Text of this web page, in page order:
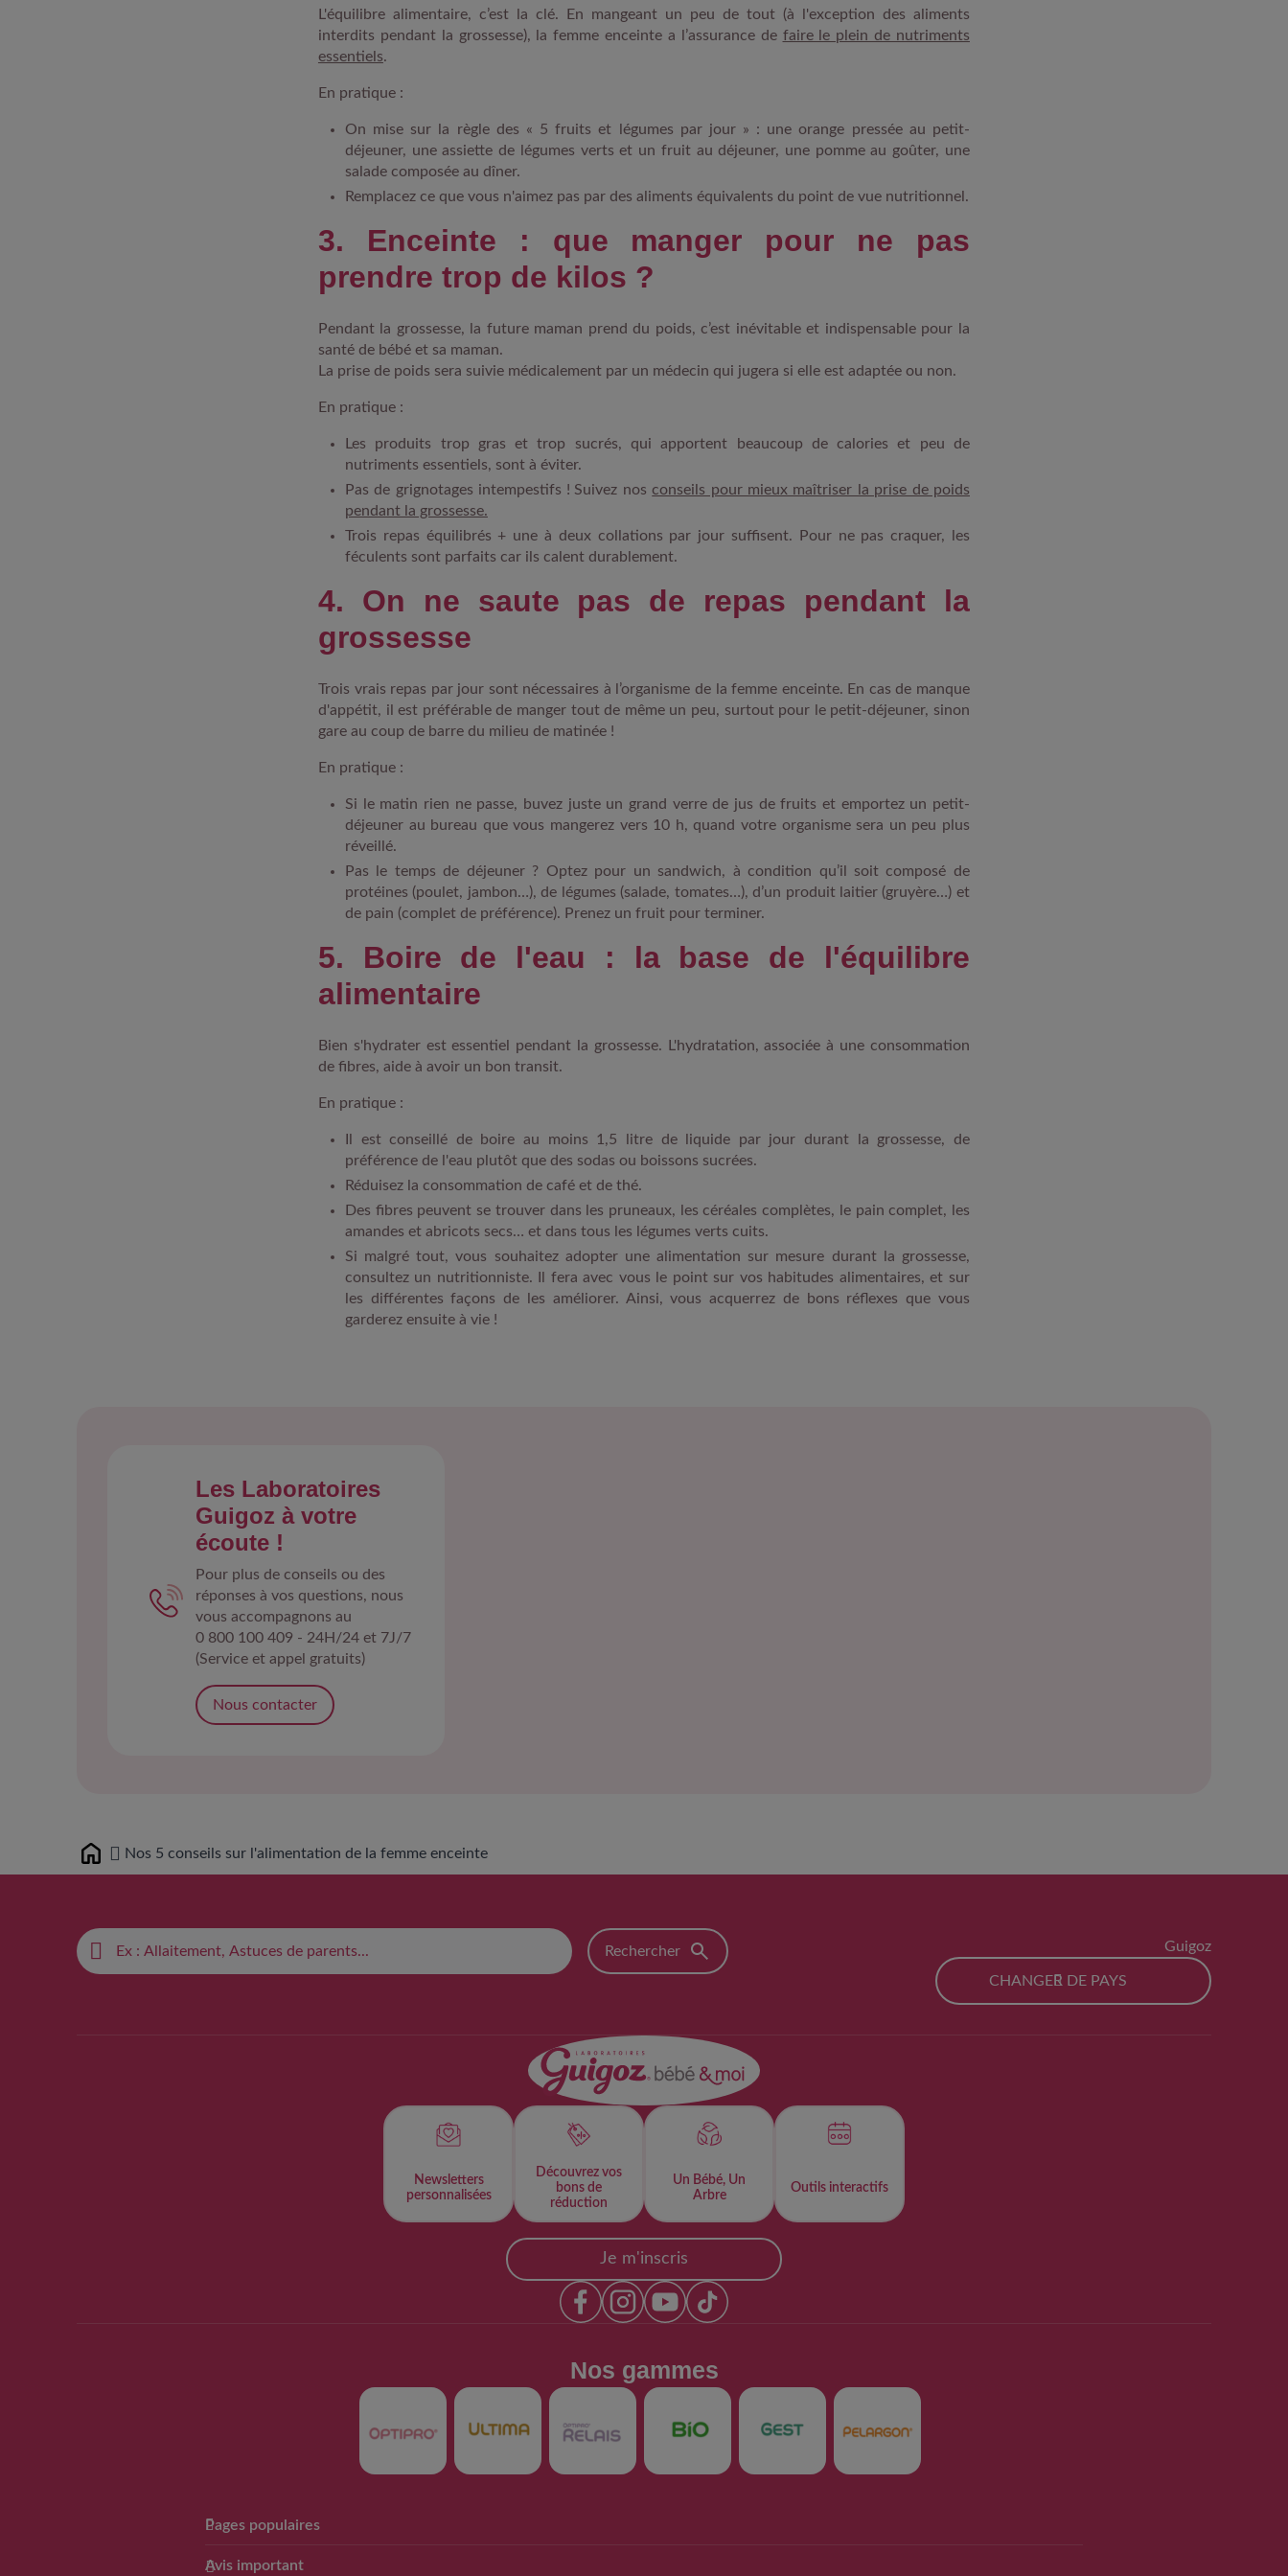
L'équilibre alimentaire, c’est la clé. En mangeant un peu de tout (à l'exception des aliments
interdits pendant la grossesse), la femme enceinte a l’assurance de faire le plein de nutriments
essentiels.
En pratique :
On mise sur la règle des « 5 fruits et légumes par jour » : une orange pressée au petit-
déjeuner, une assiette de légumes verts et un fruit au déjeuner, une pomme au goûter, une
salade composée au dîner.
Remplacez ce que vous n'aimez pas par des aliments équivalents du point de vue nutritionnel.
3. Enceinte : que manger pour ne pas
prendre trop de kilos ?
Pendant la grossesse, la future maman prend du poids, c’est inévitable et indispensable pour la
santé de bébé et sa maman.
La prise de poids sera suivie médicalement par un médecin qui jugera si elle est adaptée ou non.
En pratique :
Les produits trop gras et trop sucrés, qui apportent beaucoup de calories et peu de
nutriments essentiels, sont à éviter.
Pas de grignotages intempestifs ! Suivez nos conseils pour mieux maîtriser la prise de poids
pendant la grossesse.
Trois repas équilibrés + une à deux collations par jour suffisent. Pour ne pas craquer, les
féculents sont parfaits car ils calent durablement.
4. On ne saute pas de repas pendant la
grossesse
Trois vrais repas par jour sont nécessaires à l’organisme de la femme enceinte. En cas de manque
d'appétit, il est préférable de manger tout de même un peu, surtout pour le petit-déjeuner, sinon
gare au coup de barre du milieu de matinée !
En pratique :
Si le matin rien ne passe, buvez juste un grand verre de jus de fruits et emportez un petit-
déjeuner au bureau que vous mangerez vers 10 h, quand votre organisme sera un peu plus
réveillé.
Pas le temps de déjeuner ? Optez pour un sandwich, à condition qu’il soit composé de
protéines (poulet, jambon…), de légumes (salade, tomates…), d’un produit laitier (gruyère…) et
de pain (complet de préférence). Prenez un fruit pour terminer.
5. Boire de l'eau : la base de l'équilibre
alimentaire
Bien s'hydrater est essentiel pendant la grossesse. L'hydratation, associée à une consommation
de fibres, aide à avoir un bon transit.
En pratique :
Il est conseillé de boire au moins 1,5 litre de liquide par jour durant la grossesse, de
préférence de l'eau plutôt que des sodas ou boissons sucrées.
Réduisez la consommation de café et de thé.
Des fibres peuvent se trouver dans les pruneaux, les céréales complètes, le pain complet, les
amandes et abricots secs… et dans tous les légumes verts cuits.
Si malgré tout, vous souhaitez adopter une alimentation sur mesure durant la grossesse,
consultez un nutritionniste. Il fera avec vous le point sur vos habitudes alimentaires, et sur
les différentes façons de les améliorer. Ainsi, vous acquerrez de bons réflexes que vous
garderez ensuite à vie !
Les Laboratoires
Guigoz à votre
écoute !
Pour plus de conseils ou des
réponses à vos questions, nous
vous accompagnons au
0 800 100 409 - 24H/24 et 7J/7
(Service et appel gratuits)
Nous contacter
Home
Nos 5 conseils sur l'alimentation de la femme enceinte
Guigoz
CHANGER DE PAYS
Newsletters
personnalisées​
Découvrez vos
bons de
réduction
Un Bébé, Un
Arbre
Outils interactifs​
Je m'inscris
Nos gammes​
Pages populaires
Avis important